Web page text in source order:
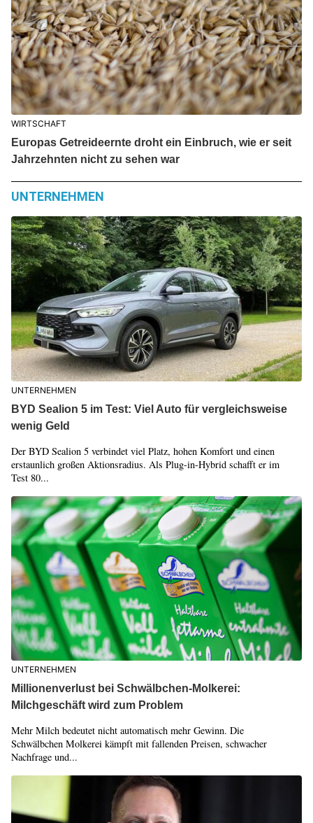
WIRTSCHAFT
Europas Getreideernte droht ein Einbruch, wie er seit
Jahrzehnten nicht zu sehen war
UNTERNEHMEN
UNTERNEHMEN
BYD Sealion 5 im Test: Viel Auto für vergleichsweise
wenig Geld
Der BYD Sealion 5 verbindet viel Platz, hohen Komfort und einen
erstaunlich großen Aktionsradius. Als Plug-in-Hybrid schafft er im
Test 80...
UNTERNEHMEN
Millionenverlust bei Schwälbchen-Molkerei:
Milchgeschäft wird zum Problem
Mehr Milch bedeutet nicht automatisch mehr Gewinn. Die
Schwälbchen Molkerei kämpft mit fallenden Preisen, schwacher
Nachfrage und...